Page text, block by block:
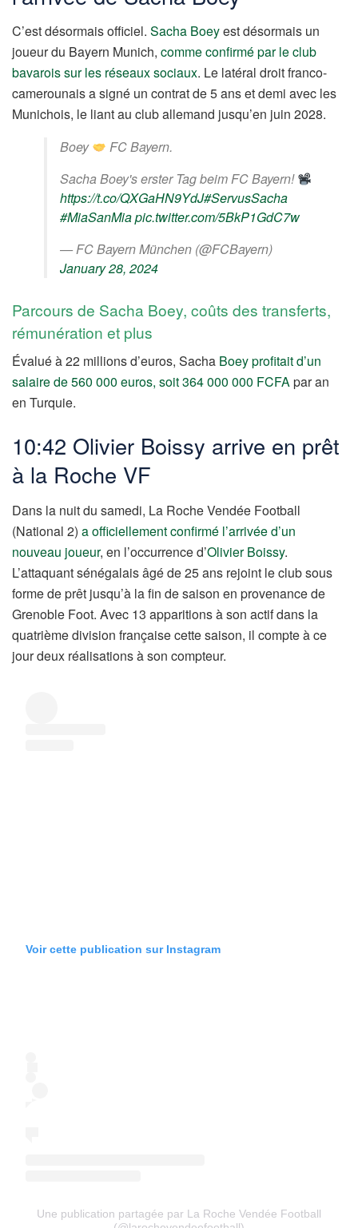
C’est désormais officiel. Sacha Boeyest désormais un
joueur du Bayern Munich, comme confirmé par le club
bavarois sur les réseaux sociaux. Le latéral droit franco-
camerounais a signé un contrat de 5 ans et demi avec les
Munichois, le liant au club allemand jusqu’en juin 2028.
Boey
FC Bayern.
Sacha Boey's erster Tag beim FC Bayern!
https://t.co/QXGaHN9YdJ#ServusSacha
#MiaSanMiapic.twitter.com/5BkP1GdC7w
— FC Bayern München (@FCBayern)
January 28, 2024
Parcours de Sacha Boey, coûts des transferts,
rémunération et plus
Évalué à 22 millions d’euros, Sacha Boey profitait d’un
salaire de 560 000 euros, soit 364 000 000 FCFApar an
en Turquie.
10:42 Olivier Boissy arrive en prêt
à la Roche VF
Dans la nuit du samedi, La Roche Vendée Football
(National 2) a officiellement confirmé l’arrivée d’un
nouveau joueur, en l’occurrence d’Olivier Boissy.
L’attaquant sénégalais âgé de 25 ans rejoint le club sous
forme de prêt jusqu’à la fin de saison en provenance de
Grenoble Foot. Avec 13 apparitions à son actif dans la
quatrième division française cette saison, il compte à ce
jour deux réalisations à son compteur.
Voir cette publication sur Instagram
Une publication partagée par La Roche Vendée Football